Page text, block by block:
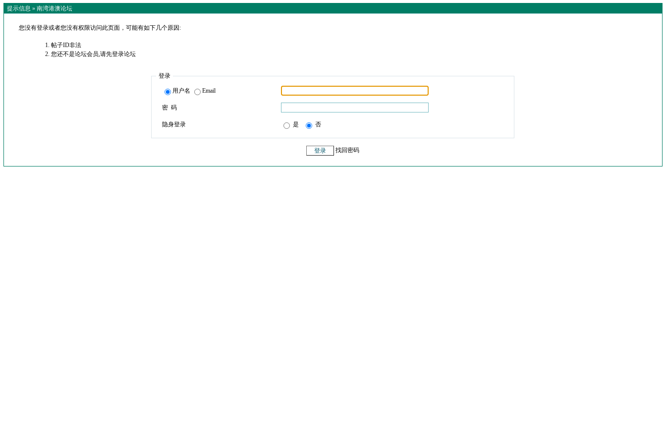
提示信息 » 南湾港澳论坛
您没有登录或者您没有权限访问此页面，可能有如下几个原因:
帖子ID非法
您还不是论坛会员,请先登录论坛
登录
用户名 Email
密 码
隐身登录 是 否
找回密码